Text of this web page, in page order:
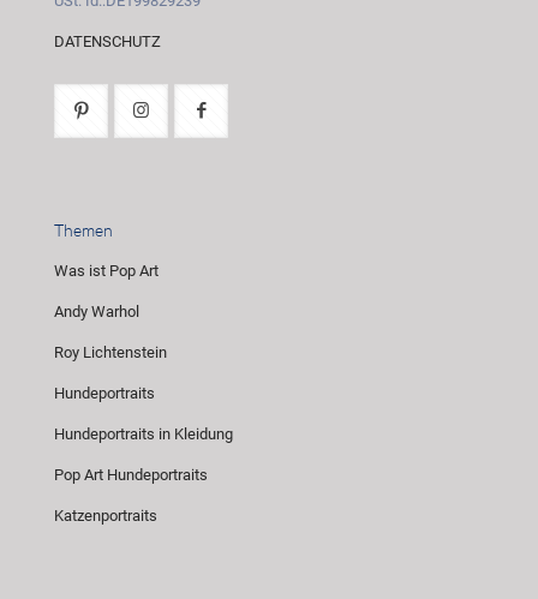
DATENSCHUTZ
Themen
Was ist Pop Art
Andy Warhol
Roy Lichtenstein
Hundeportraits
Hundeportraits in Kleidung
Pop Art Hundeportraits
Katzenportraits